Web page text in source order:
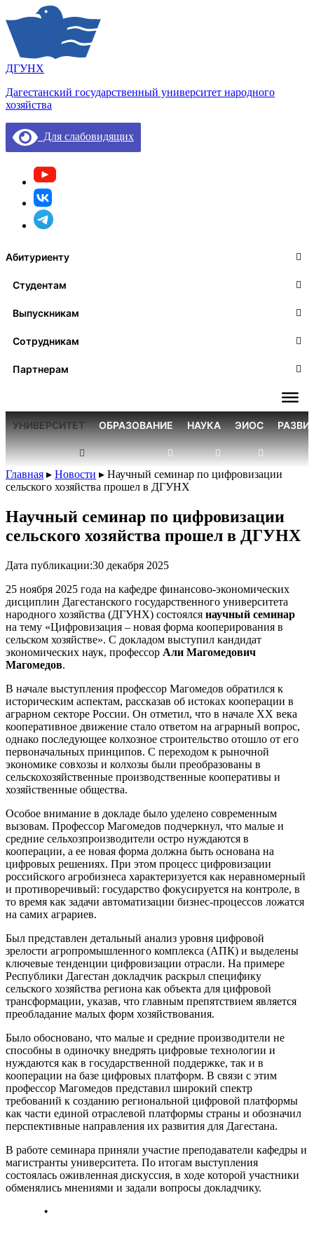
ДГУНХ
Дагестанский государственный университет народного
хозяйства
Для слабовидящих
Абитуриенту
Студентам
Выпускникам
Сотрудникам
Партнерам
УНИВЕРСИТЕТ ОБРАЗОВАНИЕ НАУКА ЭИОС
Главная ▸ Новости ▸ Научный семинар по цифровизации
сельского хозяйства прошел в ДГУНХ
Научный семинар по цифровизации
сельского хозяйства прошел в ДГУНХ
Дата публикации:30 декабря 2025
25 ноября 2025 года на кафедре финансово-экономических
дисциплин Дагестанского государственного университета
народного хозяйства (ДГУНХ) состоялся научный семинар
на тему «Цифровизация – новая форма кооперирования в
сельском хозяйстве». С докладом выступил кандидат
экономических наук, профессор Али Магомедович
Магомедов.
В начале выступления профессор Магомедов обратился к
историческим аспектам, рассказав об истоках кооперации в
аграрном секторе России. Он отметил, что в начале XX века
кооперативное движение стало ответом на аграрный вопрос,
однако последующее колхозное строительство отошло от его
первоначальных принципов. С переходом к рыночной
экономике совхозы и колхозы были преобразованы в
сельскохозяйственные производственные кооперативы и
хозяйственные общества.
Особое внимание в докладе было уделено современным
вызовам. Профессор Магомедов подчеркнул, что малые и
средние сельхозпроизводители остро нуждаются в
кооперации, а ее новая форма должна быть основана на
цифровых решениях. При этом процесс цифровизации
российского агробизнеса характеризуется как неравномерный
и противоречивый: государство фокусируется на контроле, в
то время как задачи автоматизации бизнес-процессов ложатся
на самих аграриев.
Был представлен детальный анализ уровня цифровой
зрелости агропромышленного комплекса (АПК) и выделены
ключевые тенденции цифровизации отрасли. На примере
Республики Дагестан докладчик раскрыл специфику
сельского хозяйства региона как объекта для цифровой
трансформации, указав, что главным препятствием является
преобладание малых форм хозяйствования.
Было обосновано, что малые и средние производители не
способны в одиночку внедрять цифровые технологии и
нуждаются как в государственной поддержке, так и в
кооперации на базе цифровых платформ. В связи с этим
профессор Магомедов представил широкий спектр
требований к созданию региональной цифровой платформы
как части единой отраслевой платформы страны и обозначил
перспективные направления их развития для Дагестана.
В работе семинара приняли участие преподаватели кафедры и
магистранты университета. По итогам выступления
состоялась оживленная дискуссия, в ходе которой участники
обменялись мнениями и задали вопросы докладчику.